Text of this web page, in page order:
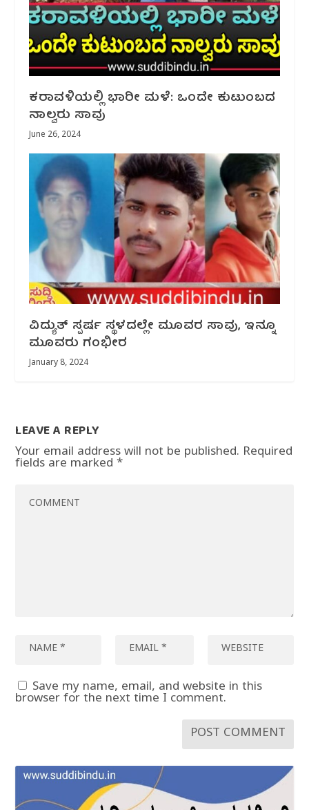
ಕರಾವಳಿಯಲ್ಲಿ ಭಾರೀ ಮಳೆ: ಒಂದೇ ಕುಟುಂಬದ
ನಾಲ್ವರು ಸಾವು
June 26, 2024
ವಿದ್ಯುತ್ ಸ್ಪರ್ಷ ಸ್ಥಳದಲ್ಲೇ ಮೂವರ ಸಾವು, ಇನ್ನೂ
ಮೂವರು ಗಂಭೀರ
January 8, 2024
LEAVE A REPLY
Your email address will not be published. Required
fields are marked*
Save my name, email, and website in this
browser for the next time I comment.